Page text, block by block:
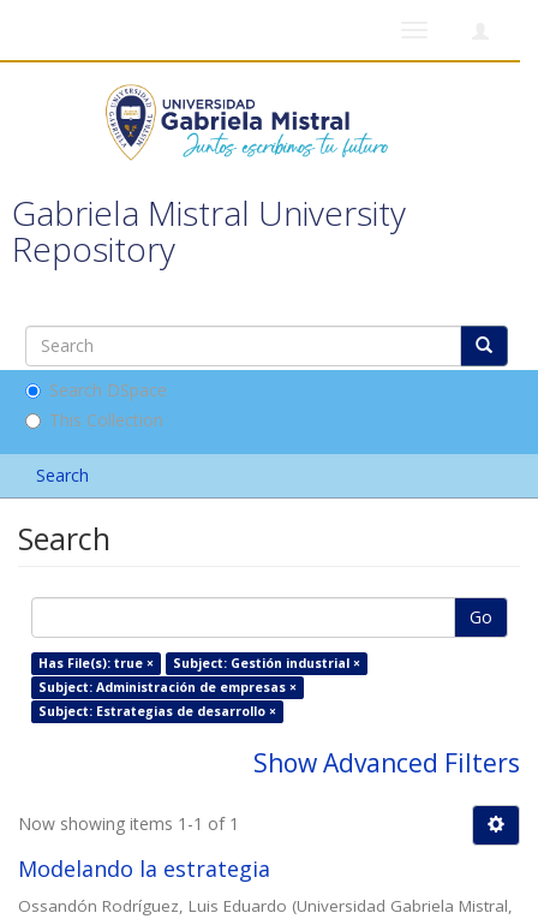
Gabriela Mistral University
Repository
Search DSpace
This Collection
Search
Search
Go
Has File(s): true ×
Subject: Gestión industrial ×
Subject: Administración de empresas ×
Subject: Estrategias de desarrollo ×
Show Advanced Filters
Now showing items 1-1 of 1
Modelando la estrategia
Ossandón Rodríguez, Luis Eduardo (Universidad Gabriela Mistral,